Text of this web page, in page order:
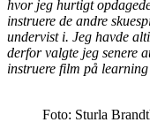
hvor jeg hurtigt
instruere de andre
undervist i. Jeg havde
derfor valgte jeg senere
instruere film på
Foto: Sturla